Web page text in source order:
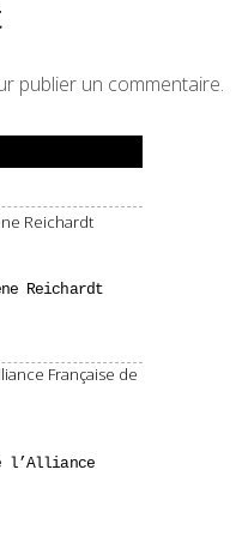
publier un commentaire.
Reichardt
l’Alliance